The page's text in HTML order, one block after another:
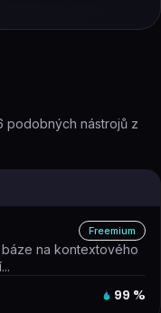
podobných nástrojů z
Freemium
na kontextového
99 %